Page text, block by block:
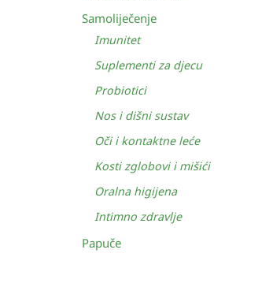
Samoliječenje
Imunitet
Suplementi za djecu
Probiotici
Nos i dišni sustav
Oči i kontaktne leće
Kosti zglobovi i mišići
Oralna higijena
Intimno zdravlje
Papuče